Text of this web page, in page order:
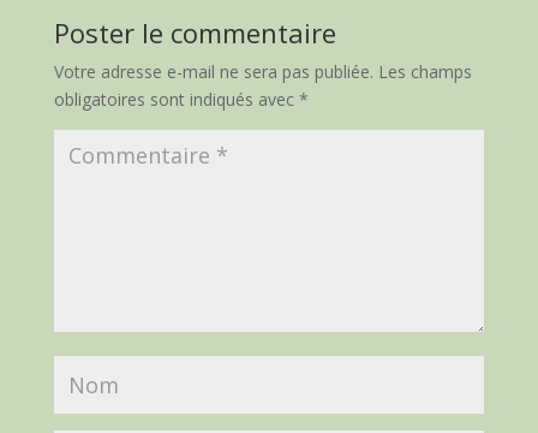
Poster le commentaire
Votre adresse e-mail ne sera pas publiée. Les champs
obligatoires sont indiqués avec *